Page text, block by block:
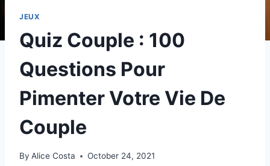
JEUX
Quiz Couple : 100
Questions Pour
Pimenter Votre Vie De
Couple
By Alice Costa October 24, 2021